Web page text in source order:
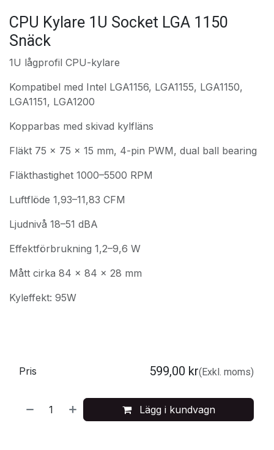
CPU Kylare 1U Socket LGA 1150
Snäck
1U lågprofil CPU-kylare
Kompatibel med Intel LGA1156, LGA1155, LGA1150,
LGA1151, LGA1200
Kopparbas med skivad kylfläns
Fläkt 75 × 75 × 15 mm, 4-pin PWM, dual ball bearing
Fläkthastighet 1000–5500 RPM
Luftflöde 1,93–11,83 CFM
Ljudnivå 18–51 dBA
Effektförbrukning 1,2–9,6 W
Mått cirka 84 × 84 × 28 mm
Kyleffekt: 95W
Lägg i kundvagn
Pris 599,00 kr(Exkl. moms)